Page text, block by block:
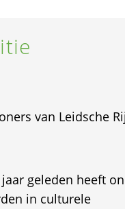
van Leidsche
geleden heeft
in culturele